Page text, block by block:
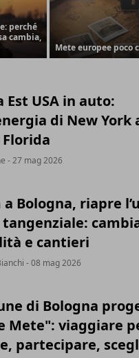
perché
cambia,
Mete europee poco
Est USA in auto:
di New York
- 27 mag 2026
a Bologna, riapre
e cantieri
- 08 mag 2026
di Bologna
Mete": viaggiare
partecipare,